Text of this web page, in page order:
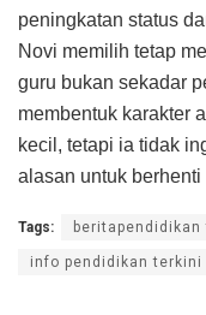
peningkatan status
Novi memilih tetap
guru bukan sekadar
membentuk karakter
kecil, tetapi ia tidak
alasan untuk berhenti
Tags: beritapendidikan
info pendidikan terkini